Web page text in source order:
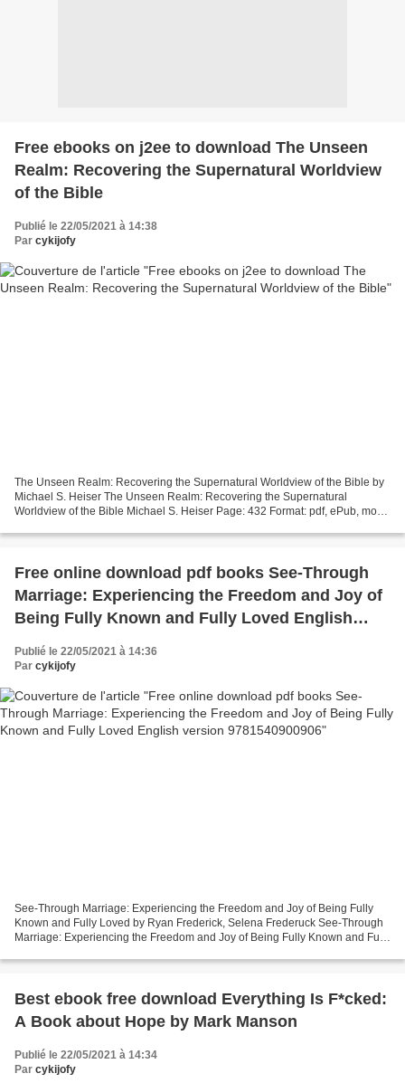
Free ebooks on j2ee to download The Unseen
Realm: Recovering the Supernatural Worldview
of the Bible
Publié le 22/05/2021 à 14:38
Par cykijofy
The Unseen Realm: Recovering the Supernatural Worldview of the Bible by
Michael S. Heiser The Unseen Realm: Recovering the Supernatural
Worldview of the Bible Michael S. Heiser Page: 432 Format: pdf, ePub, mobi,
Free online download pdf books See-Through
Marriage: Experiencing the Freedom and Joy of
Being Fully Known and Fully Loved English
version 9781540900906
Publié le 22/05/2021 à 14:36
Par cykijofy
See-Through Marriage: Experiencing the Freedom and Joy of Being Fully
Known and Fully Loved by Ryan Frederick, Selena Frederuck See-Through
Marriage: Experiencing the Freedom and Joy of Being Fully Known and Fully
Best ebook free download Everything Is F*cked:
A Book about Hope by Mark Manson
Publié le 22/05/2021 à 14:34
Par cykijofy